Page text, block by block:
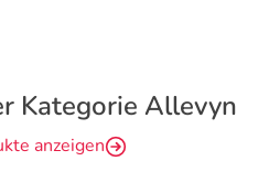
Kategorie Allevyn
anzeigen